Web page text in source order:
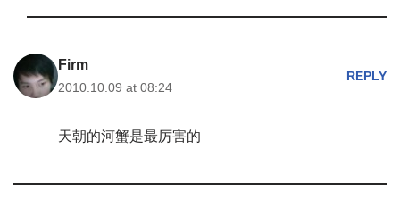
Firm
2010.10.09 at 08:24
REPLY
天朝的河蟹是最厉害的